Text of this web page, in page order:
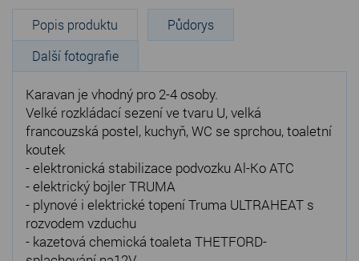
Popis produktu
Půdorys
Další fotografie
Karavan je vhodný pro 2-4 osoby.
Velké rozkládací sezení ve tvaru U, velká
francouzská postel, kuchyň, WC se sprchou, toaletní
koutek
- elektronická stabilizace podvozku Al-Ko ATC
- elektrický bojler TRUMA
- plynové i elektrické topení Truma ULTRAHEAT s
rozvodem vzduchu
- kazetová chemická toaleta THETFORD-